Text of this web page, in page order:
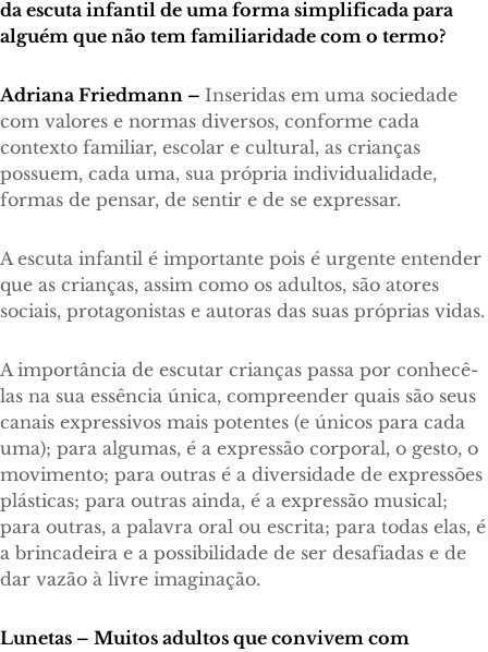
da escuta infantil de uma forma simplificada para
alguém que não tem familiaridade com o termo?
Adriana Friedmann – Inseridas em uma sociedade
com valores e normas diversos, conforme cada
contexto familiar, escolar e cultural, as crianças
possuem, cada uma, sua própria individualidade,
formas de pensar, de sentir e de se expressar.
A escuta infantil é importante pois é urgente entender
que as crianças, assim como os adultos, são atores
sociais, protagonistas e autoras das suas próprias vidas.
A importância de escutar crianças passa por conhecê-
las na sua essência única, compreender quais são seus
canais expressivos mais potentes (e únicos para cada
uma); para algumas, é a expressão corporal, o gesto, o
movimento; para outras é a diversidade de expressões
plásticas; para outras ainda, é a expressão musical;
para outras, a palavra oral ou escrita; para todas elas, é
a brincadeira e a possibilidade de ser desafiadas e de
dar vazão à livre imaginação.
Lunetas – Muitos adultos que convivem com